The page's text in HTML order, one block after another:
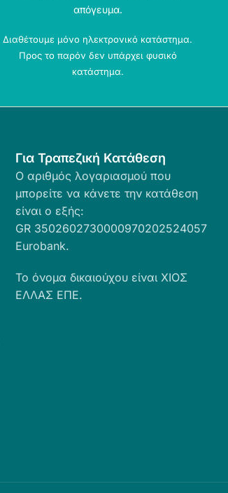
απόγευμα.
Διαθέτουμε μόνο ηλεκτρονικό κατάστημα.
Προς το παρόν δεν υπάρχει φυσικό
κατάστημα.
Για Τραπεζική Κατάθεση
Ο αριθμός λογαριασμού που
μπορείτε να κάνετε την κατάθεση
είναι ο εξής:
GR 3502602730000970202524057
Eurobank.
Το όνομα δικαιούχου είναι ΧΙΟΣ
ΕΛΛΑΣ ΕΠΕ.